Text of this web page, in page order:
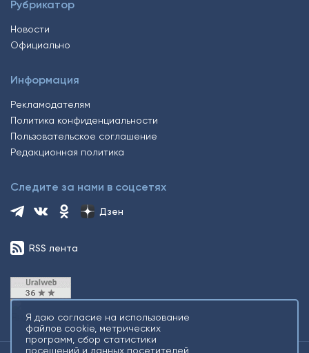
Рубрикатор
Новости
Официально
Информация
Рекламодателям
Политика конфиденциальности
Пользовательское соглашение
Редакционная политика
Следите за нами в соцсетях
Дзен
RSS лента
Я даю согласие на использование
файлов cookie, метрических
программ, сбор статистики
посещений и данных посетителей,